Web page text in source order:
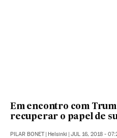
Em encontro com
recuperar o papel de
PILAR BONET | Helsinki | JUL 16, 2018 -